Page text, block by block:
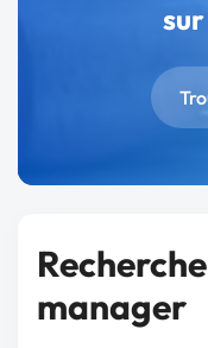
manager